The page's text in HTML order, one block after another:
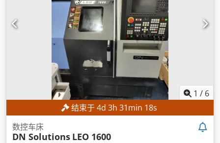
1 / 6
结束于4d 3h 31min 17s
数控车床
DN Solutions LEO 1600